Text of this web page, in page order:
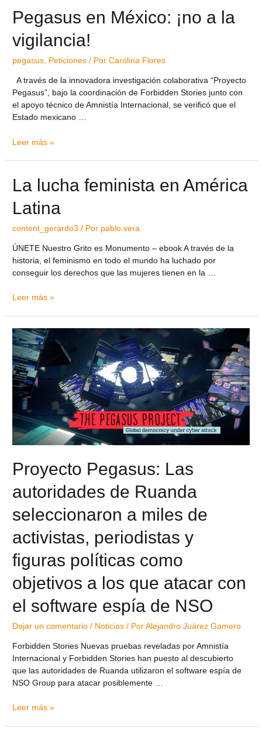
Pegasus en México: ¡no a la
vigilancia!
pegasus, Peticiones / PorCarolina Flores
A través de la innovadora investigación colaborativa “Proyecto
Pegasus”, bajo la coordinación de Forbidden Stories junto con
el apoyo técnico de Amnistía Internacional, se verificó que el
Estado mexicano …
Leer más »
La lucha feminista en América
Latina
content_gerardo3 / Por pablo.vera
ÚNETE Nuestro Grito es Monumento – ebook A través de la
historia, el feminismo en todo el mundo ha luchado por
conseguir los derechos que las mujeres tienen en la …
Leer más »
Proyecto Pegasus: Las
autoridades de Ruanda
seleccionaron a miles de
activistas, periodistas y
figuras políticas como
objetivos a los que atacar con
el software espía de NSO
Dejar un comentario / Noticias / PorAlejandro Juárez Gamero
Forbidden Stories Nuevas pruebas reveladas por Amnistía
Internacional y Forbidden Stories han puesto al descubierto
que las autoridades de Ruanda utilizaron el software espía de
NSO Group para atacar posiblemente …
Leer más »